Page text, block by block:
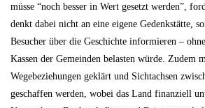
müsse “noch besser in Wert gesetzt werden”,
denkt dabei nicht an eine eigene Gedenkstätte,
Besucher über die Geschichte informieren –
Kassen der Gemeinden belasten würde. Zudem
Wegebeziehungen geklärt und Sichtachsen
geschaffen werden, wobei das Land finanziell